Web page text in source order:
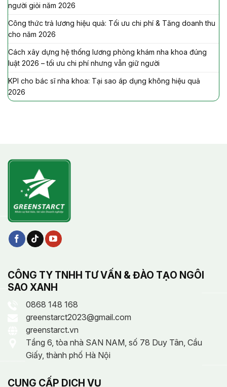
người giỏi năm 2026
Công thức trả lương hiệu quả: Tối ưu chi phí & Tăng doanh thu
cho năm 2026
Cách xây dựng hệ thống lương phòng khám nha khoa đúng
luật 2026 – tối ưu chi phí nhưng vẫn giữ người
KPI cho bác sĩ nha khoa: Tại sao áp dụng không hiệu quả
2026
CÔNG TY TNHH TƯ VẤN & ĐÀO TẠO NGÔI
SAO XANH
0868 148 168
greenstarct2023@gmail.com
greenstarct.vn
Tầng 6, tòa nhà SAN NAM, số 78 Duy Tân, Cầu
Giấy, thành phố Hà Nội
CUNG CẤP DỊCH VỤ